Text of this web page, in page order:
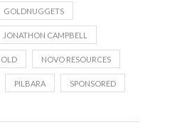
GOLDNUGGETS
JONATHON CAMPBELL
NOVO RESOURCES
PILBARA SPONSORED